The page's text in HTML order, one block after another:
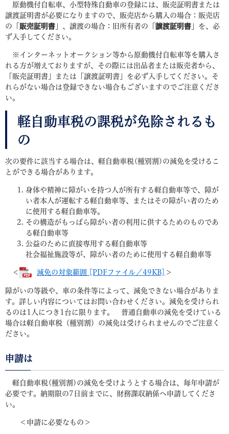
原動機付自転車、小型特殊自動車の登録には、販売証明書または
譲渡証明書が必要になりますので、販売店から購入の場合：販売店
の「
販売証明書 」、譲渡の場合：旧所有者の「 譲渡証明書 」を、必
ず入手してください。
※インターネットオークション等から原動機付自転車等を購入さ
れる方が増えておりますが、その際には出品者または販売者から、
「販売証明書」または「譲渡証明書」を必ず入手してください。そ
れらがない場合は登録できない場合もございますのでご注意くださ
い。
軽自動車税の課税が免除されるも
の
次の要件に該当する場合は、軽自動車税(種別割)の減免を受けるこ
とができる場合があります。
身体や精神に障がいを持つ人が所有する軽自動車等で、障が
い者本人が運転する軽自動車等、またはその障がい者のため
に使用する軽自動車等。
その構造がもっぱら障がい者の利用に供するためのものであ
る軽自動車等
公益のために直接専用する軽自動車等
社会福祉施設等が、障がい者のために使用する軽自動車等
＜ 減免の対象範囲 [PDFファイル／49KB] ＞
障がいの等級や、車の条件等によって、減免できない場合がありま
す。詳しい内容についてはお問い合わせください。減免を受けられ
るのは1人につき1台に限ります。 普通自動車の減免を受けている
場合は軽自動車税（種別割）の減免は受けられませんのでご注意く
ださい。
申請は
軽自動車税(種別割)の減免を受けようとする場合は、毎年申請が
必要です。納期限の7日前までに、財務課収納係へ申請してくださ
い。
＜申請に必要なもの＞